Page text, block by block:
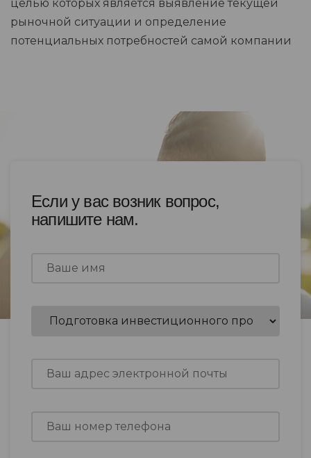
целью которых является выявление текущей
рыночной ситуации и определение
потенциальных потребностей самой компании
Если у вас возник вопрос,
напишите нам.